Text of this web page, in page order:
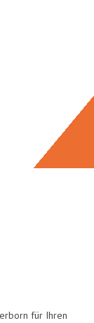
für Ihren